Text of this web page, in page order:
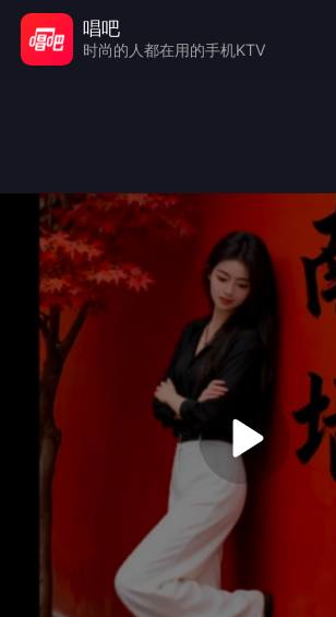
唱吧
时尚的人都在用的手机KTV